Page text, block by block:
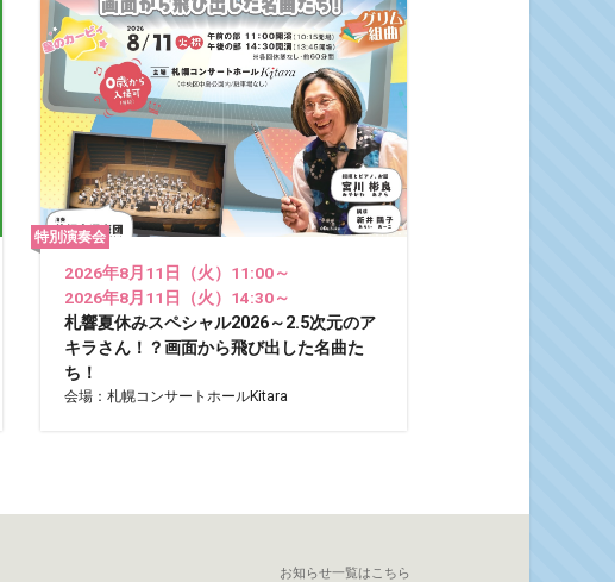
2026年8月11日（火）11:00～
2026年8月11日（火）14:30～
札響夏休みスペシャル2026～2.5次元のア
キラさん！？画面から飛び出した名曲た
ち！
会場：札幌コンサートホールKitara
特別演奏会
お知らせ一覧はこちら